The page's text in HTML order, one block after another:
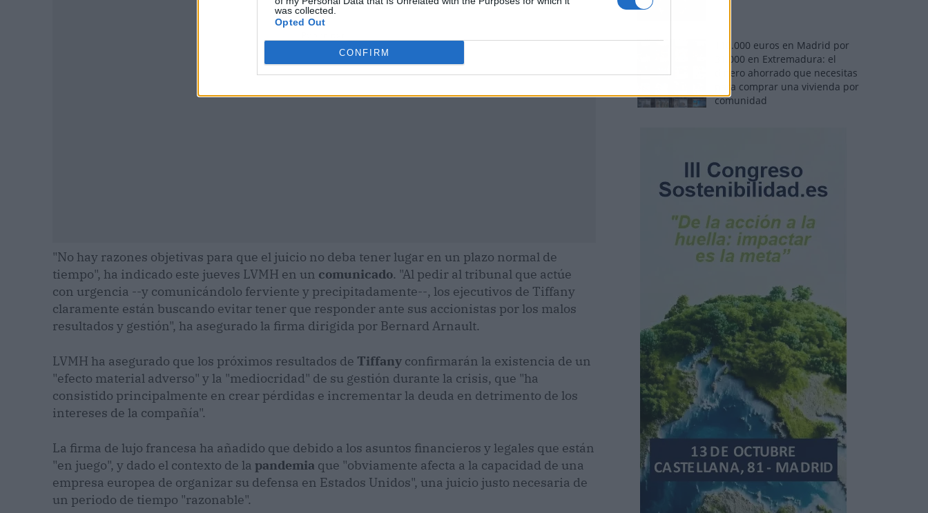
was collected.
Opted Out
CONFIRM
"No hay razones objetivas para que el juicio no deba tener lugar en un plazo normal de
tiempo", ha indicado este jueves LVMH en un comunicado. "Al pedir al tribunal que actúe
con urgencia --y comunicándolo ferviente y precipitadamente--, los ejecutivos de Tiffany
claramente están buscando evitar tener que responder ante sus accionistas por los malos
resultados y gestión", ha asegurado la firma dirigida por Bernard Arnault.
LVMH ha asegurado que los próximos resultados de Tiffany confirmarán la existencia de un
"efecto material adverso" y la "mediocridad" de su gestión durante la crisis, que "ha
consistido principalmente en crear pérdidas e incrementar la deuda en detrimento de los
intereses de la compañía".
La firma de lujo francesa ha añadido que debido a los asuntos financieros y legales que están
"en juego", y dado el contexto de la pandemia que "obviamente afecta a la capacidad de una
empresa europea de organizar su defensa en Estados Unidos", una juicio justo necesaria de
un periodo de tiempo "razonable".
110.000 euros en Madrid por
31.000 en Extremadura: el
dinero ahorrado que necesitas
para comprar una vivienda por
comunidad